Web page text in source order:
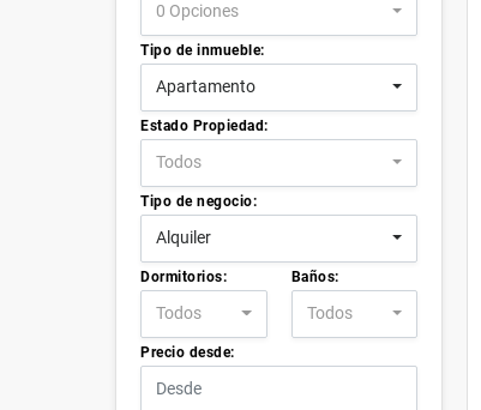
0 Opciones
Tipo de inmueble:
Apartamento
Estado Propiedad:
Todos
Tipo de negocio:
Alquiler
Dormitorios:
Todos
Baños:
Todos
Precio desde: